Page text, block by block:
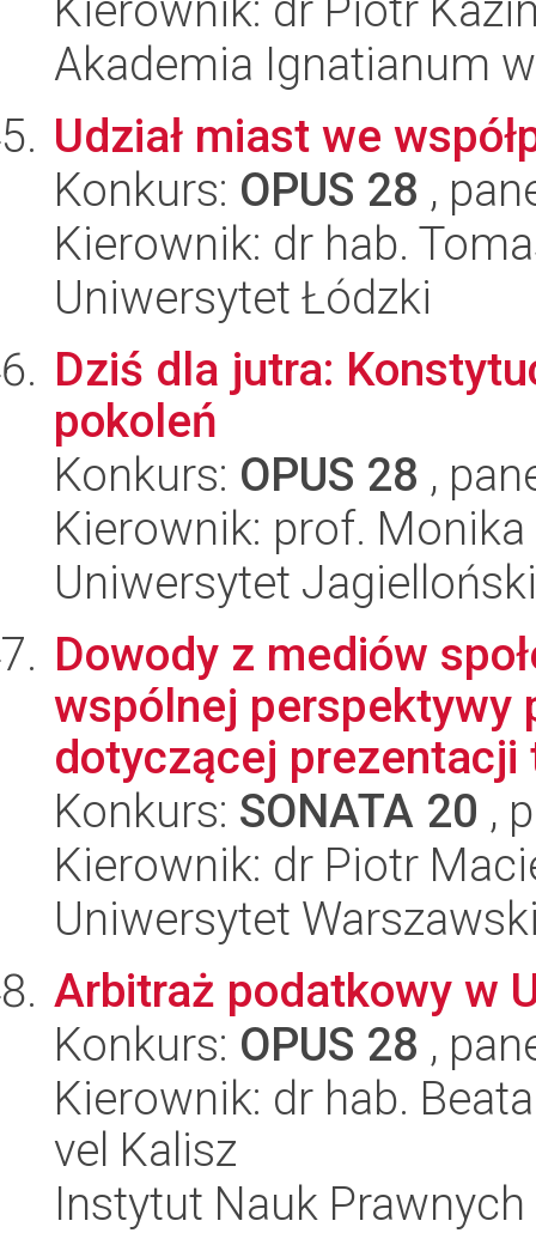
Akademia Ignatianum
Udział miast we
Konkurs: OPUS 28 ,
Kierownik: dr hab.
Uniwersytet Łódzki
Dziś dla jutra:
pokoleń
Konkurs: OPUS 28 ,
Kierownik: prof.
Uniwersytet Jagielloński
Dowody z mediów
wspólnej perspektywy
dotyczącej prezentacji
Konkurs: SONATA 20 ,
Kierownik: dr Piotr
Uniwersytet
Arbitraż podatkowy w
Konkurs: OPUS 28 ,
Kierownik: dr hab.
vel Kalisz
Instytut Nauk Prawnych